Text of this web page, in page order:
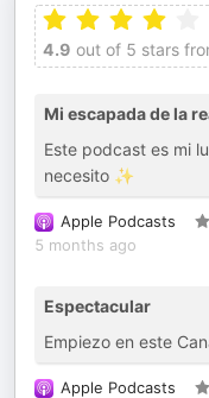
4.9 out of 5 stars
Mi escapada de la
Este podcast es mi
necesito ✨
Apple Podcasts
5 months ago
Espectacular
Empiezo en este
Apple Podcasts